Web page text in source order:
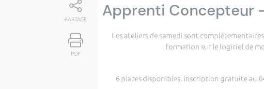
PARTAGE
PDF
Apprenti Concepteur
Les ateliers de samedi sont
formation sur le logiciel de
6 places disponibles, inscription gratuite au